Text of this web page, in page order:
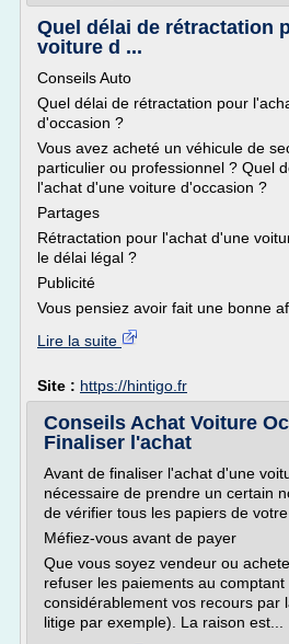
Quel délai de rétractation
voiture d ...
Conseils Auto
Quel délai de rétractation pour
d'occasion ?
Vous avez acheté un véhicule de
particulier ou professionnel ? Quel
l'achat d'une voiture d'occasion ?
Partages
Rétractation pour l'achat d'une
le délai légal ?
Publicité
Vous pensiez avoir fait une bonne
Lire la suite
Site : https://hintigo.fr
Conseils Achat Voiture
Finaliser l'achat
Avant de finaliser l'achat d'une
nécessaire de prendre un certain
de vérifier tous les papiers de
Méfiez-vous avant de payer
Que vous soyez vendeur ou
refuser les paiements au comptant
considérablement vos recours par
litige par exemple). La raison est...